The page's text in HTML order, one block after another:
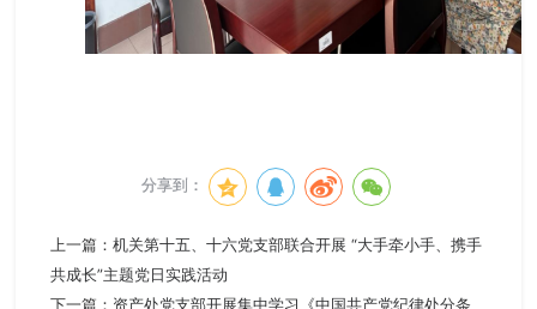
分享到：
上一篇：机关第十五、十六党支部联合开展 “大手牵小手、携手
共成长”主题党日实践活动
下一篇： 资产处党支部开展集中学习《中国共产党纪律处分条